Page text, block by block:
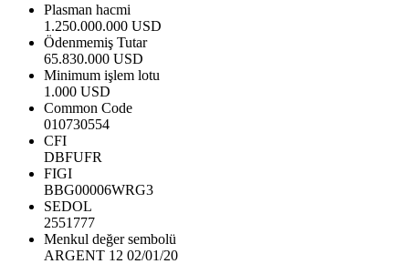
Plasman hacmi
1.250.000.000 USD
Ödenmemiş Tutar
65.830.000 USD
Minimum işlem lotu
1.000 USD
Common Code
010730554
CFI
DBFUFR
FIGI
BBG00006WRG3
SEDOL
2551777
Menkul değer sembolü
ARGENT 12 02/01/20